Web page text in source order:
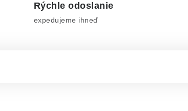
Rýchle odoslanie
expedujeme ihneď